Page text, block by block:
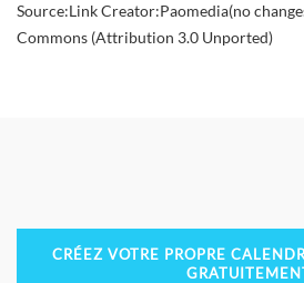
Source:Link Creator:Paomedia(no
Commons (Attribution 3.0 Unported)
CRÉEZ VOTRE PROPRE